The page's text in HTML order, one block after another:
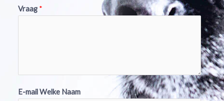
Vraag *
E-mail Welke Naam